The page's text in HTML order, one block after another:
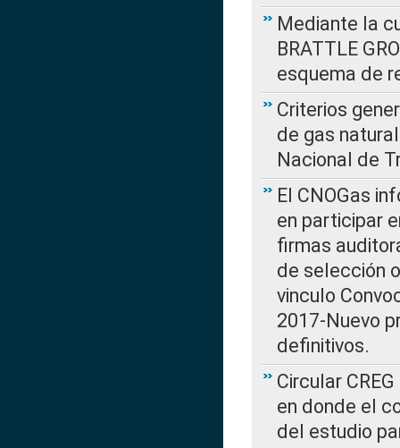
Mediante la
BRATTLE
esquema de
Criterios
de gas
Nacional de
El CNOGas
en participar
firmas
de selección
vinculo
2017-Nuevo
definitivos.
Circular
en donde el
del estudio